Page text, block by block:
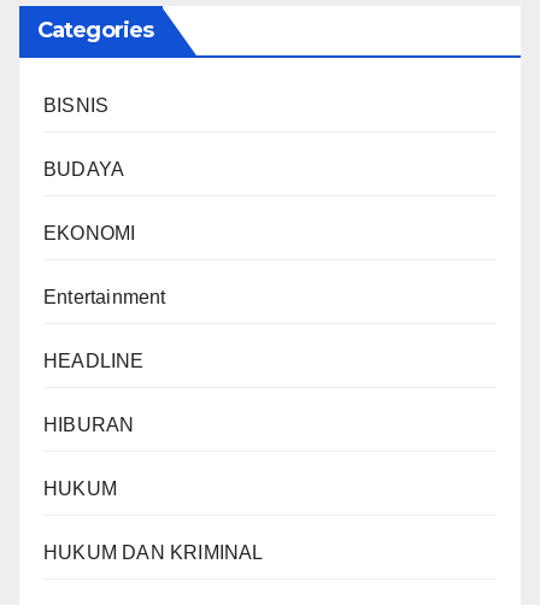
Categories
BISNIS
BUDAYA
EKONOMI
Entertainment
HEADLINE
HIBURAN
HUKUM
HUKUM DAN KRIMINAL